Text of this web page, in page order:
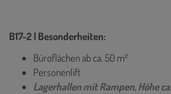
B17-2 | Besonderheiten:
Büroflächen ab ca. 50 m²
Personenlift
Lagerhallen mit Rampen, Höhe